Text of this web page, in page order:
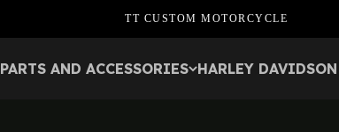
TT CUSTOM MOTORCYCLE
PARTS AND ACCESSORIES HARLEY